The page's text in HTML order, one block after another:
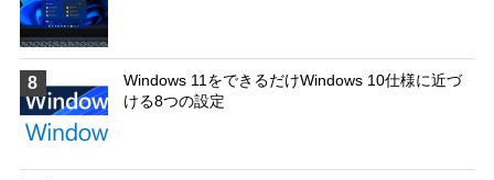
8
Windows 11をできるだけWindows 10仕様に近づ
ける8つの設定